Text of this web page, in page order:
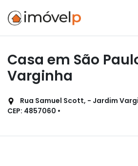
Casa em São
Varginha
Rua Samuel Scott, - Jardim
CEP: 4857060 •